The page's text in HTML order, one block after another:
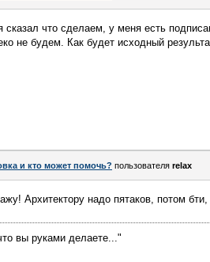
что сделаем, у меня есть
не будем. Как будет исходный
и кто может помочь? пользователя relax
Архитектору надо пятаков, потом бти,
вы руками делаете..."